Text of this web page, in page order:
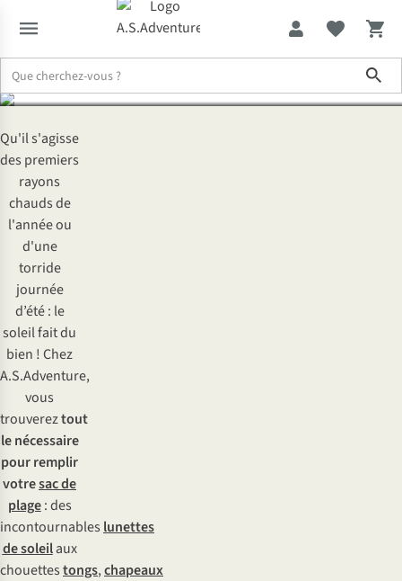
journée d’été
Qu'il s'agisse
des premiers
rayons
chauds de
l'année ou
d'une
torride
journée
d’été : le
soleil fait du
bien ! Chez
A.S.Adventure,
vous
trouvereztout
le nécessaire
pour remplir
votresac de
plage : des
incontournables lunettes
de soleilaux
chouettestongs,chapeaux